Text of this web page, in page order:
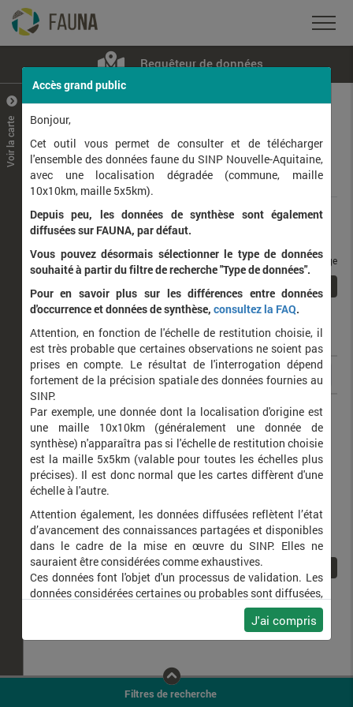
Requêteur de données
+
–
Voir la carte
Données
Rang taxonomique :
Affichage de1à 1sur1
taxons / page
Nom latin Nom vernaculaire
Cochlicopa lubrica Brillante commune
Filtres de recherche
Accès grand public
Bonjour,
Cet outil vous permet de consulter et de télécharger
l'ensemble des données faune du SINP Nouvelle-Aquitaine,
avec une localisation dégradée (commune, maille
10x10km, maille 5x5km).
Depuis peu, les données de synthèse sont également
diffusées sur FAUNA, par défaut.
Vous pouvez désormais sélectionner le type de données
souhaité à partir du filtre de recherche "Type de données".
Pour en savoir plus sur les différences entre données
d'occurrence et données de synthèse, consultez la FAQ.
Attention, en fonction de l'échelle de restitution choisie, il
est très probable que certaines observations ne soient pas
prises en compte. Le résultat de l'interrogation dépend
fortement de la précision spatiale des données fournies au
SINP.
Par exemple, une donnée dont la localisation d'origine est
une maille 10x10km (généralement une donnée de
synthèse) n'apparaîtra pas si l'échelle de restitution choisie
est la maille 5x5km (valable pour toutes les échelles plus
précises). Il est donc normal que les cartes diffèrent d'une
échelle à l'autre.
Attention également, les données diffusées reflètent l’état
d’avancement des connaissances partagées et disponibles
dans le cadre de la mise en œuvre du SINP. Elles ne
sauraient être considérées comme exhaustives.
Ces données font l'objet d'un processus de validation. Les
données considérées certaines ou probables sont diffusées,
ainsi que celles pour lesquelles la méthode n'est pas
J'ai compris